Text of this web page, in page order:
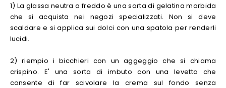
1) La glassa neutra a freddo è una sorta di gelatina morbida
che si acquista nei negozi specializzati. Non si deve
scaldare e si applica sui dolci con una spatola per renderli
lucidi.
2) riempio i bicchieri con un aggeggio che si chiama
crispino. E' una sorta di imbuto con una levetta che
consente di far scivolare la crema sul fondo senza